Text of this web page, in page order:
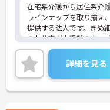
在宅系介護から居住系介
ラインナップを取り揃え
提供する法人です。きめ
のお仕事が未経験の方、
す。ご興味ある方には、
らに詳細をお話しいたし
ださい！
詳細を見る